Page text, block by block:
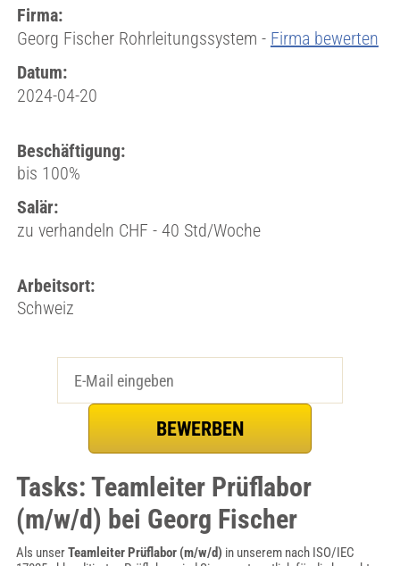
Firma:
Georg Fischer Rohrleitungssystem - Firma bewerten
Datum:
2024-04-20
Beschäftigung:
bis 100%
Salär:
zu verhandeln CHF - 40 Std/Woche
Arbeitsort:
Schweiz
Tasks: Teamleiter Prüflabor
(m/w/d) bei Georg Fischer
Als unserTeamleiter Prüflabor (m/w/d) in unserem nach ISO/IEC